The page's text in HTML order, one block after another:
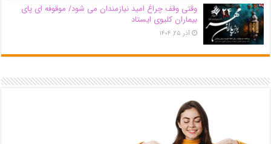
وقتی وقف چراغ امید نیازمندان می شود/ موقوفه ای پای
بیماران کلیوی ایستاد
آذر ۲۵, ۱۴۰۴